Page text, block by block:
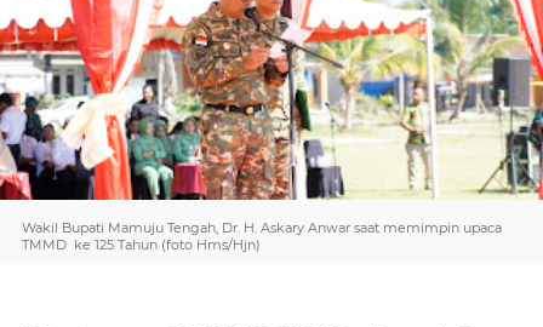
Wakil Bupati Mamuju Tengah, Dr. H. Askary Anwar saat memimpin upaca
TMMD ke 125 Tahun (foto Hms/Hjn)